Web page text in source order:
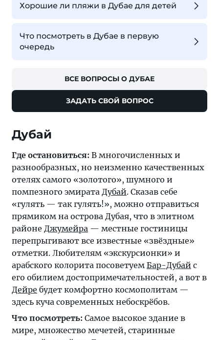
Хорошие ли пляжи в Дубае для детей
Что посмотреть в Дубае в первую
очередь
ВСЕ ВОПРОСЫ О ДУБАЕ
ЗАДАТЬ СВОЙ ВОПРОС
Дубай
Где остановиться: В многочисленных и
разнообразных, но неизменно качественных
отелях самого «золотого», шумного и
помпезного эмирата Дубай. Сказав себе
«гулять — так гулять!», можно отправиться
прямиком на острова Дубая, что в элитном
районе Джумейра — местные гостиницы
перепрыгивают все известные «звёздные»
отметки. Любителям «экскурсионки» и
арабского колорита посоветуем Бар-Дубай с
его обилием достопримечательностей, а вот в
Дейре будет комфортно космополитам —
здесь куча современных небоскрёбов.
Что посмотреть: Самое высокое здание в
мире, множество мечетей, старинные